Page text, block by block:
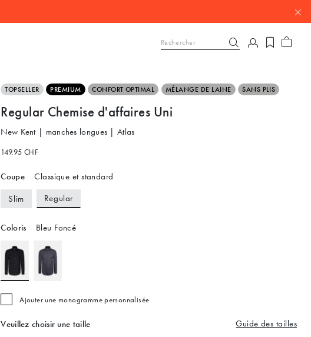
TOPSELLER PREMIUM CONFORT OPTIMAL MÉLANGE DE LAINE SANS PLIS
Regular Chemise d'affaires Uni
New Kent | manches longues | Atlas
149.95 CHF
Coupe Classique et standard
Slim Regular
Coloris Bleu Foncé
Ajouter une monogramme personnalisée
Veuillez choisir une taille Guide des tailles